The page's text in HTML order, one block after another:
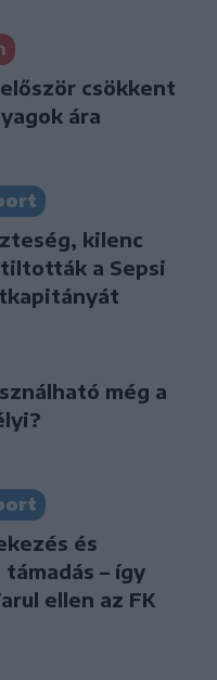
csökkent
ára
kilenc
a Sepsi
még a
és
– így
ellen az FK